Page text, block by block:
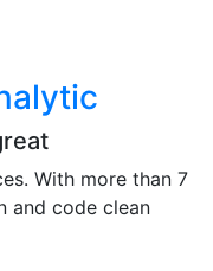
With more than 7
and code clean